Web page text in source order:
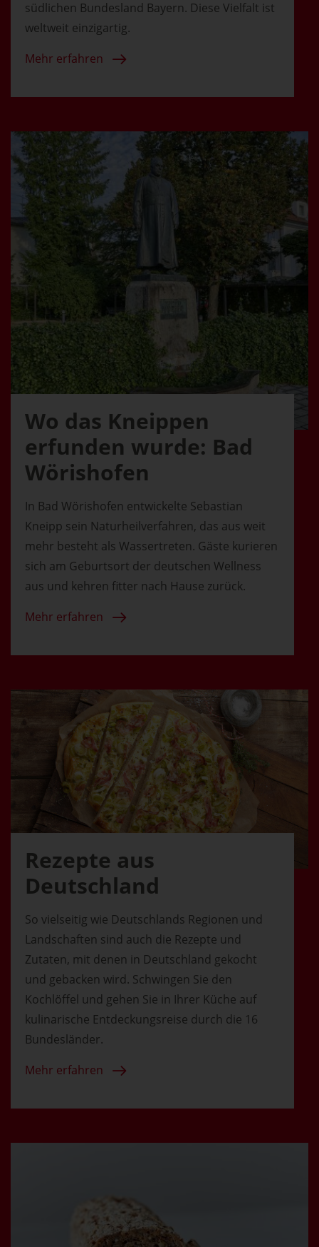
südlichen Bundesland Bayern. Diese Vielfalt ist
weltweit einzigartig.
Mehr erfahren
Wo das Kneippen
erfunden wurde: Bad
Wörishofen
In Bad Wörishofen entwickelte Sebastian
Kneipp sein Naturheilverfahren, das aus weit
mehr besteht als Wassertreten. Gäste kurieren
sich am Geburtsort der deutschen Wellness
aus und kehren fitter nach Hause zurück.
Mehr erfahren
Rezepte aus
Deutschland
So vielseitig wie Deutschlands Regionen und
Landschaften sind auch die Rezepte und
Zutaten, mit denen in Deutschland gekocht
und gebacken wird. Schwingen Sie den
Kochlöffel und gehen Sie in Ihrer Küche auf
kulinarische Entdeckungsreise durch die 16
Bundesländer.
Mehr erfahren